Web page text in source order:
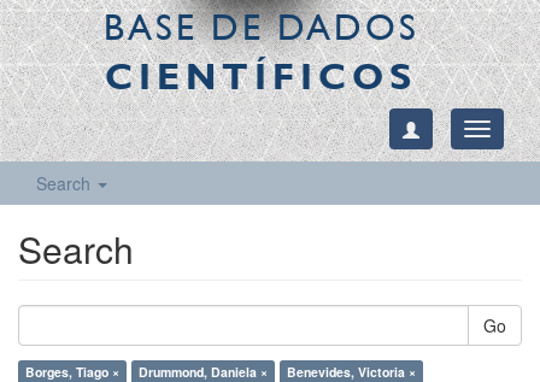
BASE DE DADOS
CIENTÍFICOS
Toggle
Search
Search
Go
Borges, Tiago × Drummond, Daniela ×
Benevides, Victoria ×